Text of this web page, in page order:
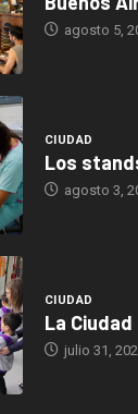
agosto 5,
CIUDAD
Los
agosto 3,
CIUDAD
La
julio 31,